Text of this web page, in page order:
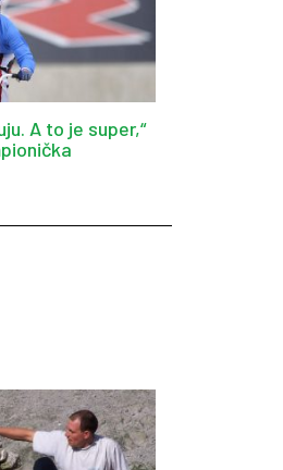
A to je super,“